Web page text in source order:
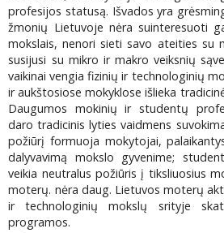
profesijos statusą. Išvados yra
žmonių Lietuvoje nėra suinteresuoti
mokslais, nenori sieti savo ateities su
susijusi su mikro ir makro veiksnių
vaikinai vengia fizinių ir technologinių
ir aukštosiose mokyklose išlieka
Daugumos mokinių ir studentų
daro tradicinis lyties vaidmens
požiūrį formuoja mokytojai,
dalyvavimą mokslo gyvenime;
veikia neutralus požiūris į tiksliuosius
moterų. nėra daug. Lietuvos moterų
ir technologinių mokslų srityje
programos.